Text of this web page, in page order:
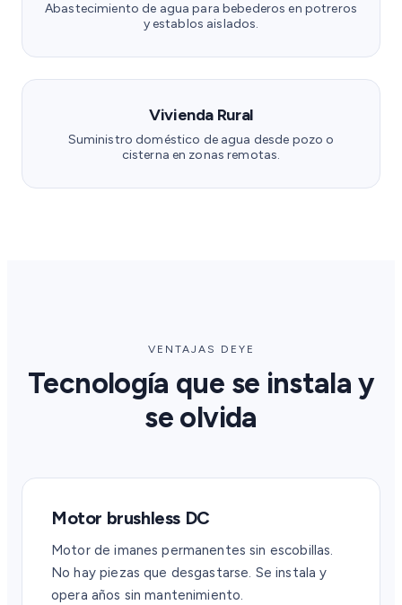
Abastecimiento de agua para bebederos en potreros
y establos aislados.
Vivienda Rural
Suministro doméstico de agua desde pozo o
cisterna en zonas remotas.
VENTAJAS DEYE
Tecnología que se instala y
se olvida
Motor brushless DC
Motor de imanes permanentes sin escobillas.
No hay piezas que desgastarse. Se instala y
opera años sin mantenimiento.